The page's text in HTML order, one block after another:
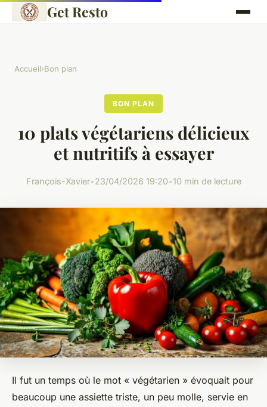
Get Resto
Accueil›Bon plan
BON PLAN
10 plats végétariens délicieux
et nutritifs à essayer
François-Xavier•23/04/2026 19:20•10 min de lecture
Il fut un temps où le mot « végétarien » évoquait pour
beaucoup une assiette triste, un peu molle, servie en